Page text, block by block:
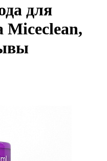
для
Miceclean,